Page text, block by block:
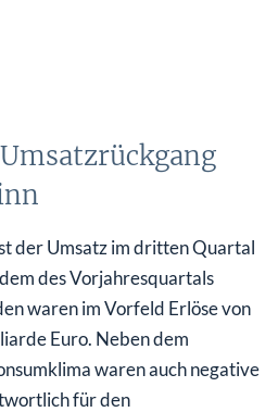
der Umsatz im dritten Quartal
des Vorjahresquartals
waren im Vorfeld Erlöse von
Euro. Neben dem
waren auch negative
für den